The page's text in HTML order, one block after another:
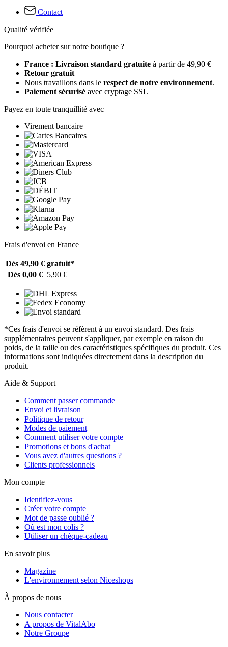
Contact
Qualité vérifiée
Pourquoi acheter sur notre boutique ?
France : Livraison standard gratuite à partir de 49,90 €
Retour gratuit
Nous travaillons dans le respect de notre environnement.
Paiement sécurisé avec cryptage SSL
Payez en toute tranquillité avec
Virement bancaire
Frais d'envoi en France
Dès 49,90 € gratuit*
Dès 0,00 € 5,90 €
*Ces frais d'envoi se réfèrent à un envoi standard. Des frais
supplémentaires peuvent s'appliquer, par exemple en raison du
poids, de la taille ou des caractéristiques spécifiques du produit. Ces
informations sont indiquées directement dans la description du
produit.
Aide & Support
Comment passer commande
Envoi et livraison
Politique de retour
Modes de paiement
Comment utiliser votre compte
Promotions et bons d'achat
Vous avez d'autres questions ?
Clients professionnels
Mon compte
Identifiez-vous
Créer votre compte
Mot de passe oublié ?
Où est mon colis ?
Utiliser un chèque-cadeau
En savoir plus
Magazine
L'environnement selon Niceshops
À propos de nous
Nous contacter
A propos de VitalAbo
Notre Groupe